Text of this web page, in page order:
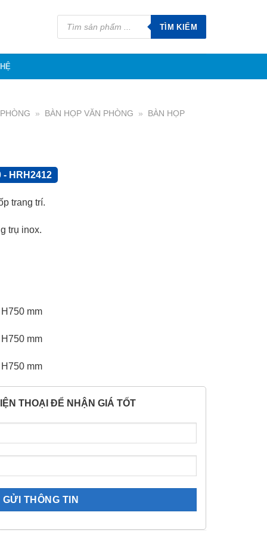
Tìm
kiếm
phẩm
TÌM KIẾM
» BÀN HỌP VĂN PHÒNG » BÀN HỌP
- HRH2412
trang trí.
trụ inox.
mm
mm
mm
THOẠI ĐỂ NHẬN GIÁ TỐT